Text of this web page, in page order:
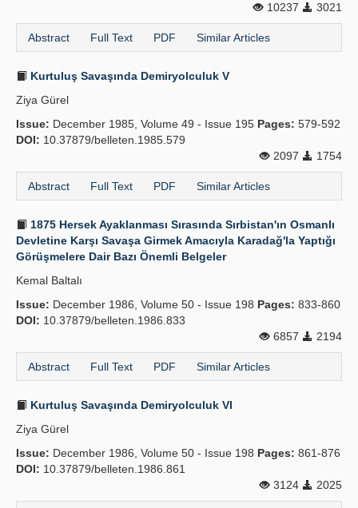
10237
3021
Abstract Full Text PDF Similar Articles
Kurtuluş Savaşında Demiryolculuk V
Ziya Gürel
Issue: December 1985, Volume 49 - Issue 195 Pages: 579-592
DOI: 10.37879/belleten.1985.579
2097
1754
Abstract Full Text PDF Similar Articles
1875 Hersek Ayaklanması Sırasında Sırbistan'ın Osmanlı
Devletine Karşı Savaşa Girmek Amacıyla Karadağ'la Yaptığı
Görüşmelere Dair Bazı Önemli Belgeler
Kemal Baltalı
Issue: December 1986, Volume 50 - Issue 198 Pages: 833-860
DOI: 10.37879/belleten.1986.833
6857
2194
Abstract Full Text PDF Similar Articles
Kurtuluş Savaşında Demiryolculuk VI
Ziya Gürel
Issue: December 1986, Volume 50 - Issue 198 Pages: 861-876
DOI: 10.37879/belleten.1986.861
3124
2025